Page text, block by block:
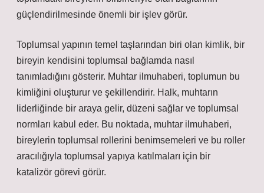
güçlendirilmesinde önemli bir işlev görür.
Toplumsal yapının temel taşlarından biri olan kimlik, bir
bireyin kendisini toplumsal bağlamda nasıl
tanımladığını gösterir. Muhtar ilmuhaberi, toplumun bu
kimliğini oluşturur ve şekillendirir. Halk, muhtarın
liderliğinde bir araya gelir, düzeni sağlar ve toplumsal
normları kabul eder. Bu noktada, muhtar ilmuhaberi,
bireylerin toplumsal rollerini benimsemeleri ve bu roller
aracılığıyla toplumsal yapıya katılmaları için bir
katalizör görevi görür.